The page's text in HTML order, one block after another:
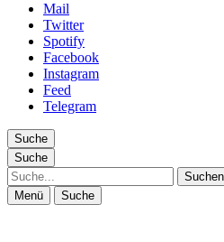
Mail
Twitter
Spotify
Facebook
Instagram
Feed
Telegram
Suche
Suche
Suche
Menü Suche